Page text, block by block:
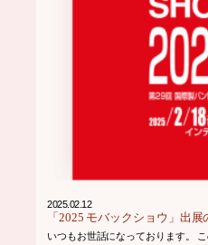
2025.02.12
「2025 モバックショウ」出
いつもお世話になっております。